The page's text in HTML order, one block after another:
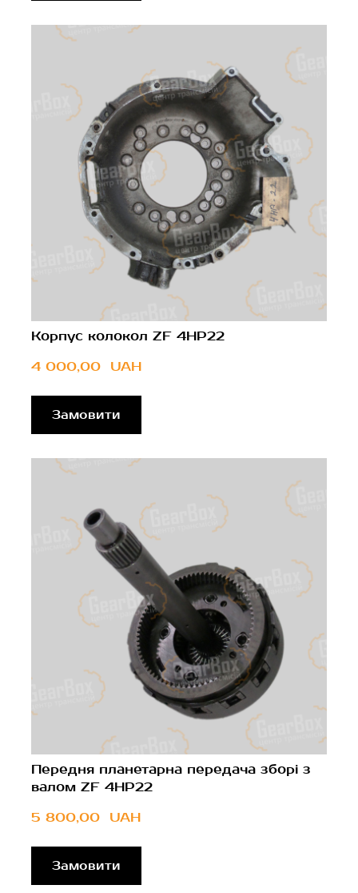
Корпус колокол ZF 4HP22
4 000,00  UAH
Замовити
Передня планетарна передача зборі з
валом ZF 4HP22
5 800,00  UAH
Замовити